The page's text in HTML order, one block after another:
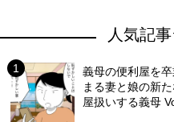
人気記
義母の便利屋を
まる妻と娘の新
屋扱いする義母